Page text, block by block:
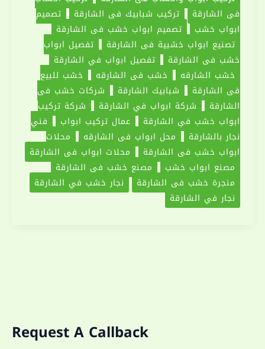
في الشارقة
تركيب شبابيك في الشارقة
تصميم
ابواب خشب
تصميم ابواب خشب في الشارقة
تصنيع ابواب خشبية في الشارقة
تفصيل ابواب
خشب في الشارقة
تفصيل ابواب في الشارقة
خشب الشارقه
خشب في الشارقه
خشب للبيع
في الشارقة
شبابيك الشارقة
شركات خشب في
الشارقة
شركة ابواب في الشارقة
شركة تركيب
ابواب خشب في الشارقة
عمال تركيب ابواب
فني
نجار بالشارقة
محل ابواب في الشارقه
محلات
ابواب خشب في الشارقة
محلات ابواب في الشارقة
مصنع ابواب خشب
مصنع خشب في الشارقة
منجرة خشب في الشارقة
نجار خشب في الشارقة
نجار في الشارقة
Request A Callback